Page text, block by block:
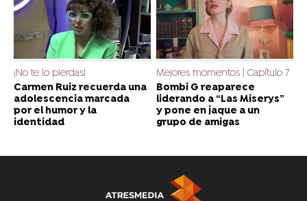
¡No te lo pierdas!
Carmen Ruiz recuerda una
adolescencia marcada
por el humor y la
identidad
Mejores momentos | Capítulo 7
Bombi G reaparece
liderando a “Las Miserys”
y pone en jaque a un
grupo de amigas